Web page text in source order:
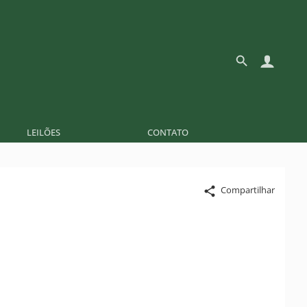
LEILÕES CONTATO
Compartilhar